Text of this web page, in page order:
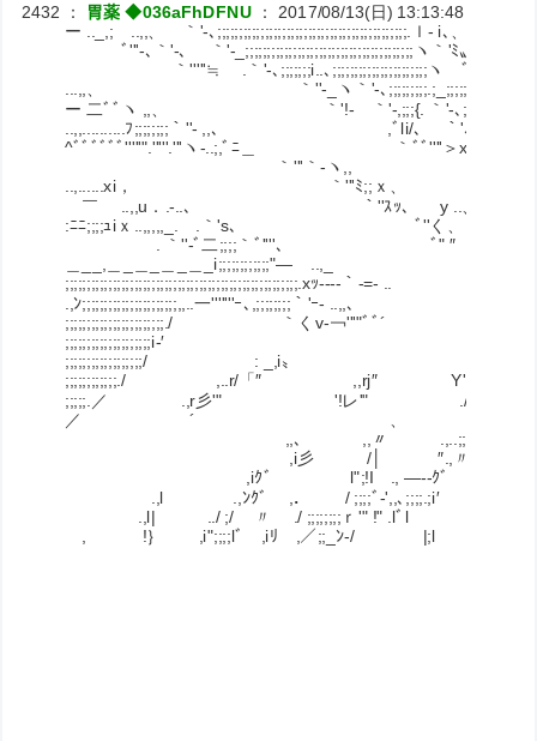
2432 ： 胃薬 ◆036aFhDFNU ： 2017/08/13(日) 13:13:48
ー .._,;ゝ..,,、 ｀'-､;;;;;;;;;;;;;;;;;;;;;;;;;;;;;;;;;;;;;;;;;;;;.ｌ-
ﾞ'''-､｀'-､ ｀'-_;;;;;;;;;;;;;;;;;;;;;;;;;;;;;;;;;;;;;;;ヽ
｀'''''≒ .｀'-､;;;;;;;i..､;;;;;;;;;;;;;;;;;;;;;;ヽ ﾞ
...,,、 ｀''-_ヽ｀'-､;;;;;;;;;.;_;;;;;
ー 二ﾞﾞヽ ,,、 ｀'!‐ ｀'-,;;;{. ｀'-､;
..,,..........ﾌ;;;;;;;;｀''‐ ,,、 ,ﾞli/､ ｀'､.
^ﾞﾞﾞﾞﾞﾞ'''''".'''''.'''ヽ-..;,ﾞﾆ＿ ｀ﾞ
｀'''｀-ヽ,, |､
..,......xi， ｀'''ﾐ;;ｘ、 ´ .｀ l､
￣ ..,,u．.-..、 ｀''ｽｯ、 y
:ﾆﾆ;;;;ｭiｘ..,,,,,_. .｀'s､ ﾞ''く、
. ｀''-ﾞ二;;;;｀ﾞ''''､
＿__,＿_＿_＿_＿
;;;;;;;;;;;;;;;;;;;;;;;;;;;;;;;;;;;;;;;;;;;;;;;;;;;;;;.xｯ----｀-=- ..
.,ﾝ;;;;;;;;;;;;;;;;;;;;;;,,..一'''''''ｰ､,;;;;;;;;｀'ｰ-
;;;;;;;;;;;;;;;;;;;;;;;./ ｀くv-￢'''"ﾞﾞ
;;;;;;;;;;;;;;;;;;;;i‐′ !;ヽ
;;;;;;;;;;;;;;;;;;/ : _,i〟 _..〟
;;;;;;;;;;;;./ ,..r/「″ ,,rj″ Y''フ'´ .▽
;;;;;.／ .,r彡'" '!レ'" .// .,r､ f'"｀''./
／ ´ 、 ,ノ;/ ¨゛ .,,〟 .ヽ
,,、 ,,〃 .,..;;ﾆi / ´
,i彡 /│ ″.,〃 .,i;; .,-、
,iｸ゛ l";!I ., ―--ｸﾞ .n /
.,l .,ﾝｸﾞ ,． / ;;;;ﾞ‐',,
.,l| ../ ;/ 〃 ./ ;;;;;;;;ｒ'" !" .lﾞl :
, !｝ ,i";;;;lﾞ ,iﾘ ,／;;_ﾝ-/ |;l